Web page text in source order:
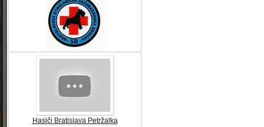
Hasiči Bratislava Petržalka